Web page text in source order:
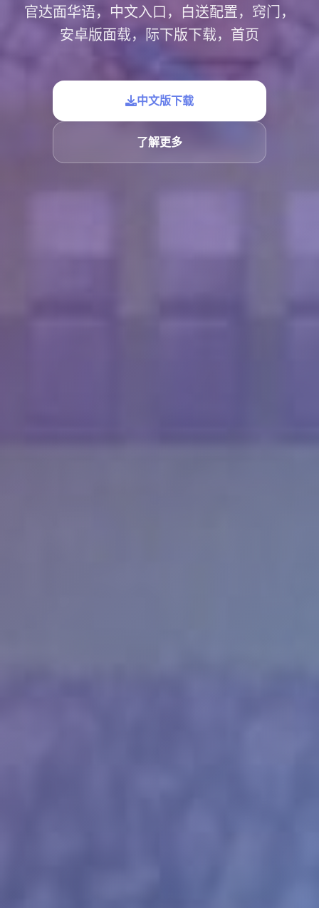
官达面华语，中文入口，白送配置，窍门，
安卓版面载，际下版下载，首页
中文版下载
了解更多